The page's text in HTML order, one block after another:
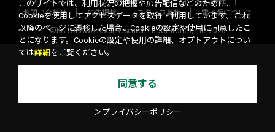
お問い合わせ
広告掲載 スタッフ募集
電子版について
©KADOKAWA ASCII Research Laboratories, Inc. 2026
このサイトでは、利用状況の把握や広告配信などのために、
Cookieを使用してアクセスデータを取得・利用しています。これ
以降のページに遷移した場合、Cookieの設定や使用に同意したこ
とになります。Cookieの設定や使用の詳細、オプトアウトについ
ては詳細 をご覧ください。
同意する
＞プライバシーポリシー